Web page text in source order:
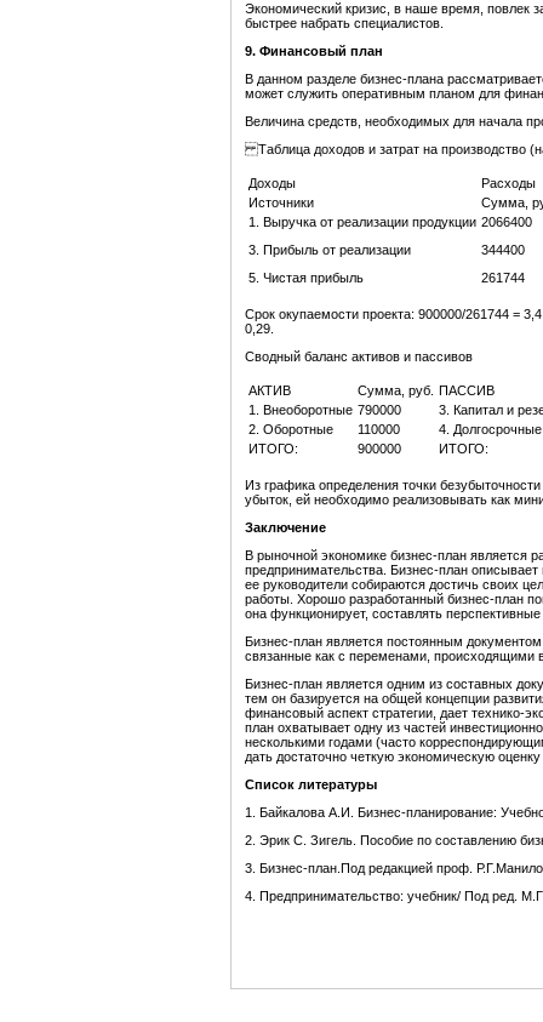
Экономический кризис, в наше время, повлек
быстрее набрать специалистов.
9. Финансовый план
В данном разделе бизнес-плана
может служить оперативным планом для
Величина средств, необходимых для начала
Таблица доходов и затрат на производство
Доходы
Расходы
Источники
Сумма,
1. Выручка от реализации продукции
3. Прибыль от реализации
5. Чистая прибыль
2066400
344400
261744
Срок окупаемости проекта: 900000/261744 =
0,29.
Сводный баланс активов и пассивов
АКТИВ Сумма, руб. ПАССИВ
1. Внеоборотные 790000
3. Капитал и
2. Оборотные
110000
4.
ИТОГО:
900000 ИТОГО:
Из графика определения точки
убыток, ей необходимо реализовывать как
Заключение
В рыночной экономике бизнес-план является
предпринимательства. Бизнес-план
ее руководители собираются достичь своих
работы. Хорошо разработанный бизнес-план
она функционирует, составлять
Бизнес-план является постоянным
связанные как с переменами, происходящими
Бизнес-план является одним из составных
тем он базируется на общей концепции
финансовый аспект стратегии, дает технико-
план охватывает одну из частей
несколькими годами (часто
дать достаточно четкую экономическую
Список литературы
1. Байкалова А.И. Бизнес-планирование:
2. Эрик С. Зигель. Пособие по составлению
3. Бизнес-план.Под редакцией проф.
4. Предпринимательство: учебник/ Под ред.